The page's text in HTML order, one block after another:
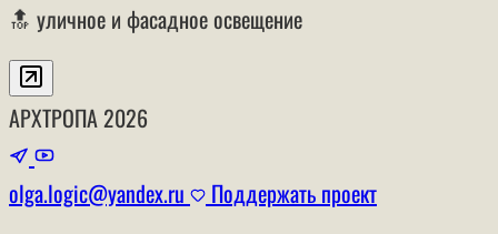
🔝 уличное и фасадное освещение
АРХТРОПА 2026
olga.logic@yandex.ru Поддержать проект